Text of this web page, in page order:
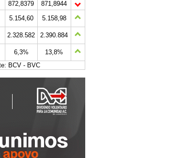
872,8379
871,8944
5.154,60
5.158,98
2.328.582
2.390.884
6,3%
13,8%
BCV - BVC